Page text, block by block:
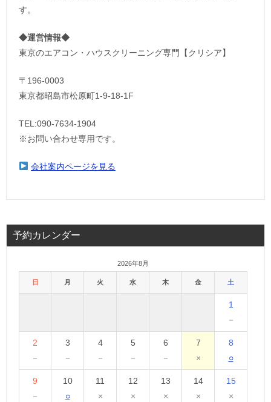
す。
◆運営情報◆
東京のエアコン・ハウスクリーニング専門【クリシア】
〒196-0003
東京都昭島市松原町1-9‐18‐1F
TEL:090-7634-1904
※お問い合わせ専用です。
会社案内ページを見る
予約カレンダー
2026年8月
日 月 火 水 木 金 土
1
－
2
－
3
－
4
－
5
－
6
－
7
×
8
○
9
－
10
○
11
×
12
×
13
×
14
×
15
×